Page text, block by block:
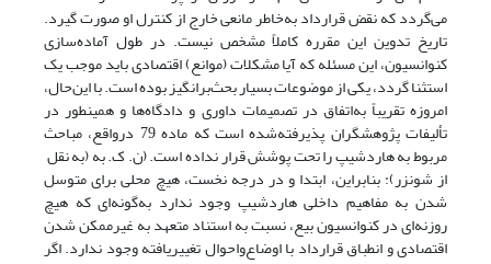
می‌گردد که نقض قرارداد به‌خاطر مانعی خارج از کنترل او صورت گیرد.
تاریخ تدوین این مقرره کاملاً مشخص نیست. در طول آماده‌سازی
کنوانسیون، این مسئله که آیا مشکلات (موانع) اقتصادی باید موجب یک
استثنا گردد، یکی از موضوعات بسیار بحث‌برانگیز بوده است. با این‌حال،
امروزه تقریباً به‌اتفاق در تصمیمات داوری و دادگاه‌ها و همینطور در
تألیفات پژوهشگران پذیرفته‌شده است که ماده 79 درواقع، مباحث
مربوط به هاردشیپ را تحت پوشش قرار نداده است. (ن. ک. به (به نقل
از شونزر): بنابراین، ابتدا و در درجه نخست، هیچ محلی برای متوسل
شدن به مفاهیم داخلی هاردشیپ وجود ندارد به‌گونه‌ای که هیچ
روزنه‌ای در کنوانسیون بیع، نسبت به استناد متعهد به غیرممکن شدن
اقتصادی و انطباق قرارداد با اوضاع‌واحوال تغییریافته وجود ندارد. اگر